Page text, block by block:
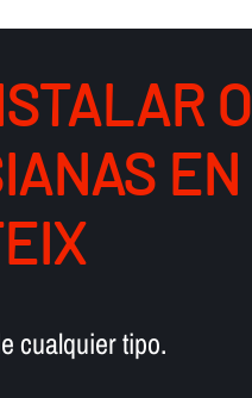
O
EN
cualquier tipo.